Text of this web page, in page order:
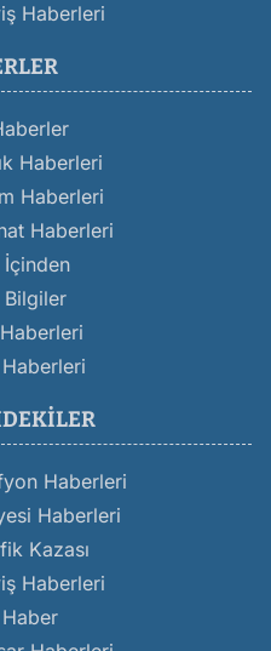
Haberleri
Haberleri
Haberleri
Haberleri
İçinden
Bilgiler
Haberleri
Haberleri
Kazası
Haberleri